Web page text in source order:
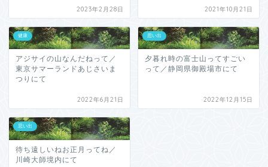
2023年2月28日 2021年10月21日
健康
アジサイの山なんだねって／
東京サマーランドあじさいま
つりにて
2022年6月21日
思い出
夕暮れ時の富士山ってすごい
って／静岡県御殿場市にて
2022年12月15日
思い出
待ち遠しいねお正月ってね／
川崎大師境内にて